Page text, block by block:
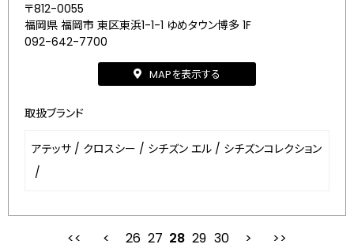
〒812-0055
福岡県 福岡市 東区東浜1-1-1 ゆめタウン博多 1F
092-642-7700
MAPを表示する
取扱ブランド
アテッサ / クロスシー / シチズン エル / シチズンコレクション
/
最初 前
26 27 28 29 30